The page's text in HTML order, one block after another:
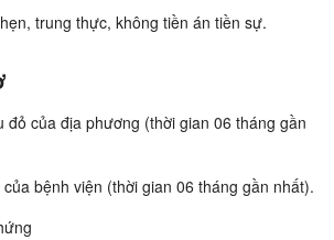
trung thực, không tiền án tiền sự.
đỏ của địa phương (thời gian 06 tháng gần
bệnh viện (thời gian 06 tháng gần nhất).